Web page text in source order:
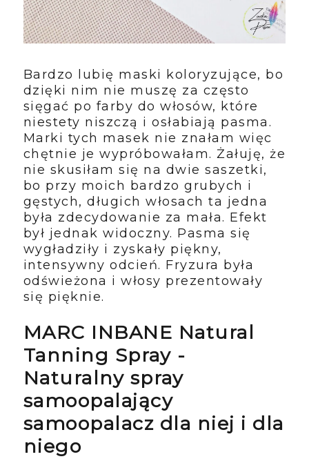
Bardzo lubię maski koloryzujące, bo
dzięki nim nie muszę za często
sięgać po farby do włosów, które
niestety niszczą i osłabiają pasma.
Marki tych masek nie znałam więc
chętnie je wypróbowałam. Żałuję, że
nie skusiłam się na dwie saszetki,
bo przy moich bardzo grubych i
gęstych, długich włosach ta jedna
była zdecydowanie za mała. Efekt
był jednak widoczny. Pasma się
wygładziły i zyskały piękny,
intensywny odcień. Fryzura była
odświeżona i włosy prezentowały
się pięknie.
MARC INBANE Natural
Tanning Spray -
Naturalny spray
samoopalający
samoopalacz dla niej i dla
niego